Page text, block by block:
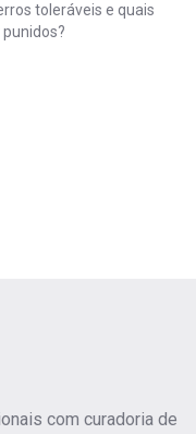
toleráveis e quais
com curadoria de